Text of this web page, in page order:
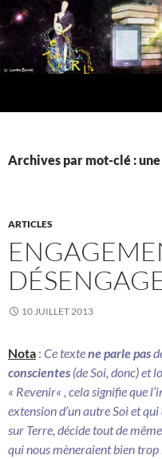
Aller
au
contenu
Archives par mot-clé :
ARTICLES
10 JUILLET 2013
Nota : Ce textene parle pas
conscientes (de Soi, donc) et
« Revenir« , cela signifie que
extension d’un autre Soi et
sur Terre, décide tout de
qui nous mèneraient bien